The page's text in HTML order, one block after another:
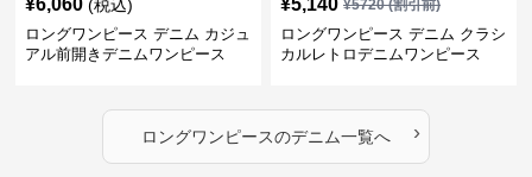
¥6,060 (税込)
ロングワンピース デニム カジュ
アル前開きデニムワンピース
¥5,140 ¥5720(割引前)
ロングワンピース デニム クラシ
カルレトロデニムワンピース
ロングワンピースのデニム一覧へ ›